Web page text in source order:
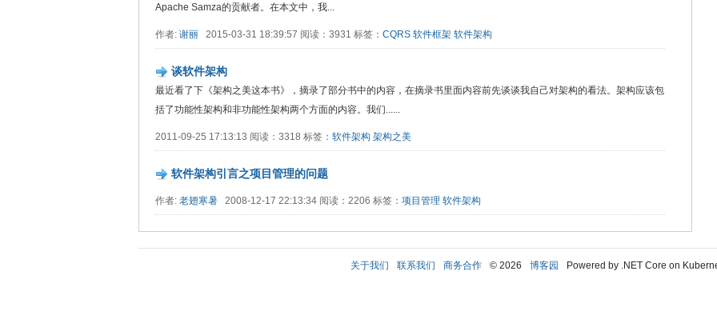
Apache Samza的贡献者。在本文中，我...
作者: 谢丽 2015-03-31 18:39:57 阅读：3931 标签： CQRS 软件框架 软件架构
谈软件架构
最近看了下《架构之美这本书》，摘录了部分书中的内容，在摘录书里面内容前先谈谈我自己对架构的看法。架构应该包
括了功能性架构和非功能性架构两个方面的内容。我们......
2011-09-25 17:13:13 阅读：3318 标签： 软件架构 架构之美
软件架构引言之项目管理的问题
作者: 老翅寒暑 2008-12-17 22:13:34 阅读：2206 标签： 项目管理 软件架构
关于我们 联系我们 商务合作 © 2026 博客园 Powered by .NET Core on